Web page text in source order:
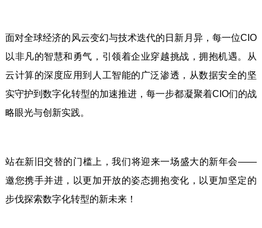
面对全球经济的风云变幻与技术迭代的日新月异，每一位CIO
以非凡的智慧和勇气，引领着企业穿越挑战，拥抱机遇。从
云计算的深度应用到人工智能的广泛渗透，从数据安全的坚
实守护到数字化转型的加速推进，每一步都凝聚着CIO们的战
略眼光与创新实践。
站在新旧交替的门槛上，我们将迎来一场盛大的新年会——
邀您携手并进，以更加开放的姿态拥抱变化，以更加坚定的
步伐探索数字化转型的新未来！